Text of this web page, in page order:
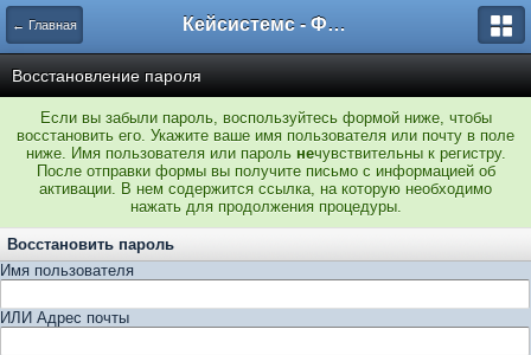
← Главная Кейсистемс - Форумы
Восстановление пароля
Если вы забыли пароль, воспользуйтесь формой ниже, чтобы
восстановить его. Укажите ваше имя пользователя или почту в поле
ниже. Имя пользователя или пароль нечувствительны к регистру.
После отправки формы вы получите письмо с информацией об
активации. В нем содержится ссылка, на которую необходимо
нажать для продолжения процедуры.
Восстановить пароль
Имя пользователя
ИЛИ Адрес почты